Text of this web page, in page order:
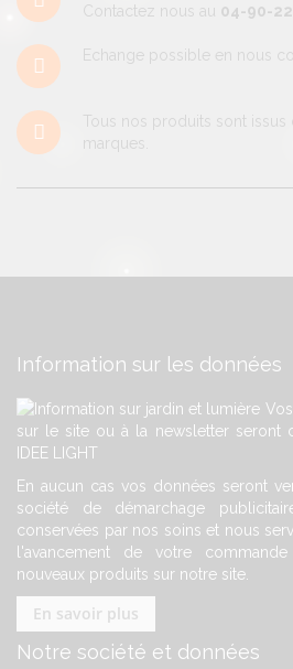
Contactez nous au 04-90-
Echange possible en nous
Tous nos produits sont issus
marques.
Information sur les données
sur le site ou à la newsletter seront
IDEE LIGHT
En aucun cas vos données seront
société de démarchage
conservées par nos soins et nous
l'avancement de votre
nouveaux produits sur notre site.
En savoir plus
Notre société et données